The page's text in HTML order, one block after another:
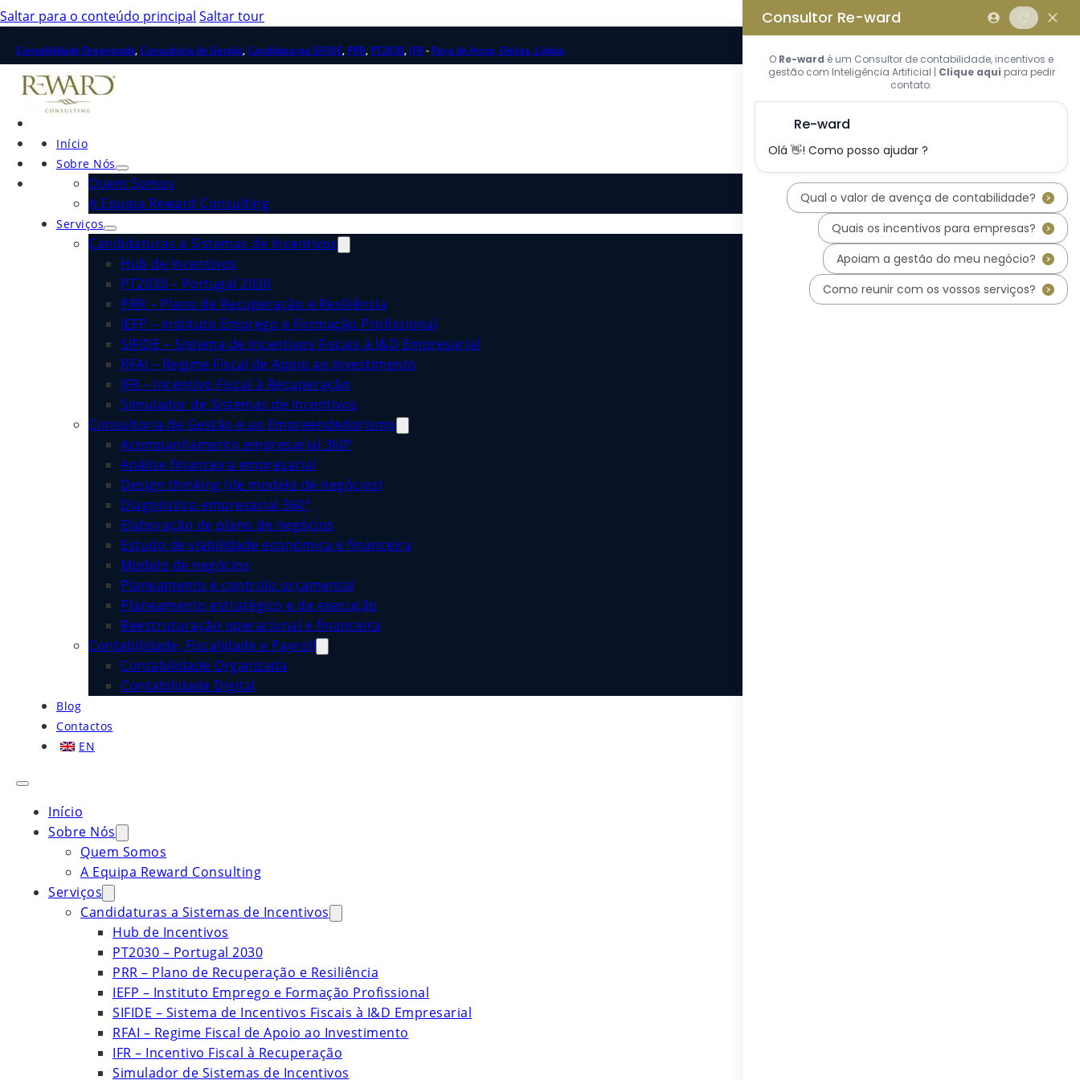
Saltar para o conteúdo principal Saltar tour
Contabilidade Organizada,Consultoria de Gestão,Candidaturas SIFIDE, PRR, PT2030, IFR- Paço de Arcos, Oeiras, Lisboa
Início
Sobre Nós
Quem Somos
A Equipa Reward Consulting
Serviços
Candidaturas a Sistemas de Incentivos
Hub de Incentivos
PT2030 – Portugal 2030
PRR – Plano de Recuperação e Resiliência
IEFP – Instituto Emprego e Formação Profissional
SIFIDE – Sistema de Incentivos Fiscais à I&D Empresarial
RFAI – Regime Fiscal de Apoio ao Investimento
IFR – Incentivo Fiscal à Recuperação
Simulador de Sistemas de Incentivos
Consultoria de Gestão e ao Empreendedorismo
Acompanhamento empresarial 360º
Análise financeira empresarial
Design thinking (de modelo de negócios)
Diagnóstico empresarial 360º
Elaboração de plano de negócios
Estudo de viabilidade económica e financeira
Modelo de negócios
Planeamento e controlo orçamental
Planeamento estratégico e de execução
Reestruturação operacional e financeira
Contabilidade, Fiscalidade e Payroll
Contabilidade Organizada
Contabilidade Digital
Blog
Contactos
EN
Início
Sobre Nós
Quem Somos
A Equipa Reward Consulting
Serviços
Candidaturas a Sistemas de Incentivos
Hub de Incentivos
PT2030 – Portugal 2030
PRR – Plano de Recuperação e Resiliência
IEFP – Instituto Emprego e Formação Profissional
SIFIDE – Sistema de Incentivos Fiscais à I&D Empresarial
RFAI – Regime Fiscal de Apoio ao Investimento
IFR – Incentivo Fiscal à Recuperação
Simulador de Sistemas de Incentivos